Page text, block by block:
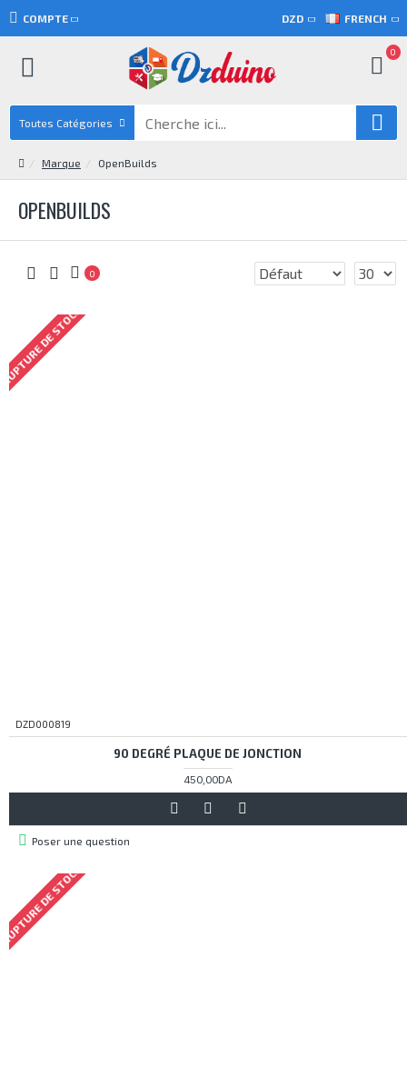
COMPTE DZD FRENCH
0
Toutes Catégories
Marque OpenBuilds
OPENBUILDS
0
DE STOCK
DZD000819
90 DEGRÉ PLAQUE DE JONCTION
450,00DA
Poser une question
DE STOCK